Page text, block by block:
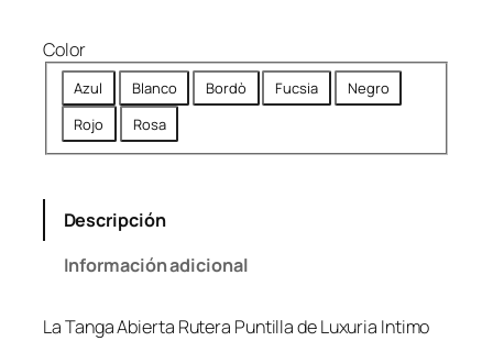
Color
Azul Blanco Bordò Fucsia
Negro
Rojo
Rosa
Descripción
Información adicional
La Tanga Abierta Rutera Puntilla de Luxuria Intimo